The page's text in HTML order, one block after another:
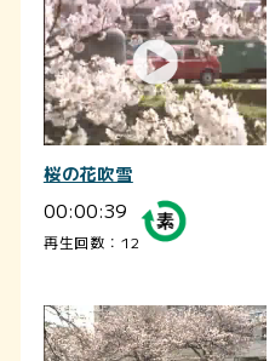
桜の花吹雪
00:00:39
再生回数：12